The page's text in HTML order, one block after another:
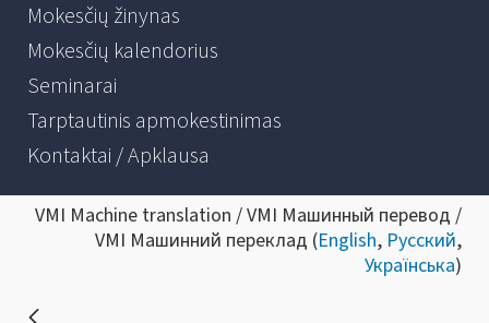
Mokesčių žinynas
Mokesčių kalendorius
Seminarai
Tarptautinis apmokestinimas
Kontaktai / Apklausa
VMI Machine translation / VMI Машинный перевод /
VMI Машинний переклад (English, Русский,
Українська)